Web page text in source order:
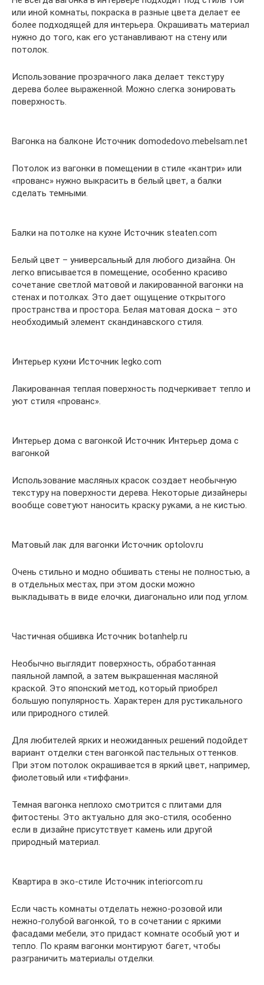
или иной комнаты, покраска в разные цвета делает ее
более подходящей для интерьера. Окрашивать материал
нужно до того, как его устанавливают на стену или
потолок.
Использование прозрачного лака делает текстуру
дерева более выраженной. Можно слегка зонировать
поверхность.
Вагонка на балконе Источник domodedovo.mebelsam.net
Потолок из вагонки в помещении в стиле «кантри» или
«прованс» нужно выкрасить в белый цвет, а балки
сделать темными.
Балки на потолке на кухне Источник steaten.com
Белый цвет – универсальный для любого дизайна. Он
легко вписывается в помещение, особенно красиво
сочетание светлой матовой и лакированной вагонки на
стенах и потолках. Это дает ощущение открытого
пространства и простора. Белая матовая доска – это
необходимый элемент скандинавского стиля.
Интерьер кухни Источник legko.com
Лакированная теплая поверхность подчеркивает тепло и
уют стиля «прованс».
Интерьер дома с вагонкой Источник Интерьер дома с
вагонкой
Использование масляных красок создает необычную
текстуру на поверхности дерева. Некоторые дизайнеры
вообще советуют наносить краску руками, а не кистью.
Матовый лак для вагонки Источник optolov.ru
Очень стильно и модно обшивать стены не полностью, а
в отдельных местах, при этом доски можно
выкладывать в виде елочки, диагонально или под углом.
Частичная обшивка Источник botanhelp.ru
Необычно выглядит поверхность, обработанная
паяльной лампой, а затем выкрашенная масляной
краской. Это японский метод, который приобрел
большую популярность. Характерен для рустикального
или природного стилей.
Для любителей ярких и неожиданных решений подойдет
вариант отделки стен вагонкой пастельных оттенков.
При этом потолок окрашивается в яркий цвет, например,
фиолетовый или «тиффани».
Темная вагонка неплохо смотрится с плитами для
фитостены. Это актуально для эко-стиля, особенно
если в дизайне присутствует камень или другой
природный материал.
Квартира в эко-стиле Источник interiorcom.ru
Если часть комнаты отделать нежно-розовой или
нежно-голубой вагонкой, то в сочетании с яркими
фасадами мебели, это придаст комнате особый уют и
тепло. По краям вагонки монтируют багет, чтобы
разграничить материалы отделки.